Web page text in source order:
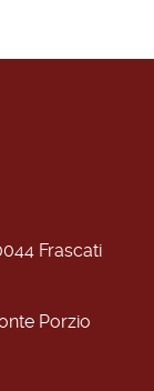
Frascati
Porzio